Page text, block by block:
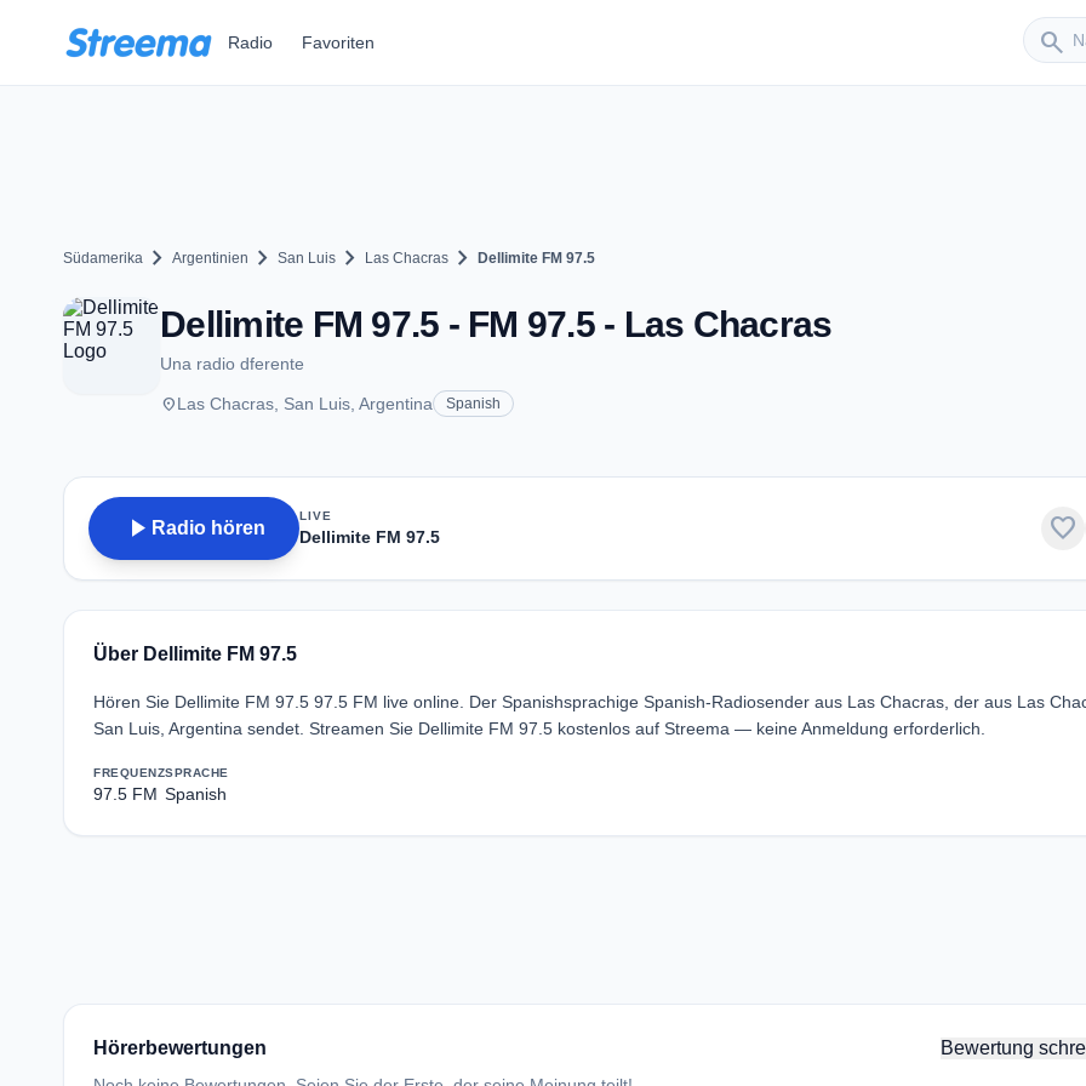
Radio Favoriten search
Sender
Südamerika chevron_right Argentinien chevron_right San Luis chevron_right Las Chacras chevron_right Dellimite FM 97.5
Dellimite FM 97.5 - FM 97.5 - Las Chacras
Una radio dferente
placeLas Chacras, San Luis, Argentina Spanish
play_arrow Radio hören
LIVE
Dellimite FM 97.5 favorite
Über Dellimite FM 97.5
Hören Sie Dellimite FM 97.5 97.5 FM live online. Der Spanishsprachige Spanish-Radiosender aus Las Chacras, der aus Las
San Luis, Argentina sendet. Streamen Sie Dellimite FM 97.5 kostenlos auf Streema — keine Anmeldung erforderlich.
FREQUENZ
97.5 FM
SPRACHE
Spanish
Hörerbewertungen Bewertung